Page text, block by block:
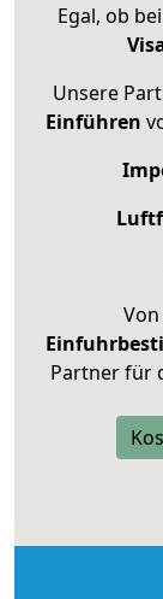
Egal, ob bei
Unsere
Einführen
Partner für